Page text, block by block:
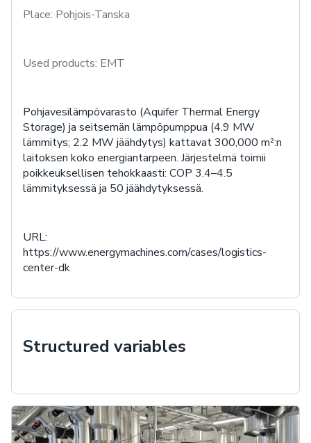
Place: Pohjois-Tanska
Used products: EMT
Pohjavesilämpövarasto (Aquifer Thermal Energy
Storage) ja seitsemän lämpöpumppua (4.9 MW
lämmitys; 2.2 MW jäähdytys) kattavat 300,000 m²:n
laitoksen koko energiantarpeen. Järjestelmä toimii
poikkeuksellisen tehokkaasti: COP 3.4–4.5
lämmityksessä ja 50 jäähdytyksessä.
URL:
https://www.energymachines.com/cases/logistics-
center-dk
Structured variables